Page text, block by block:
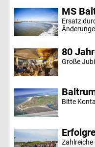
MS
Ersatz
80
Große
Bitte
Zahlreiche